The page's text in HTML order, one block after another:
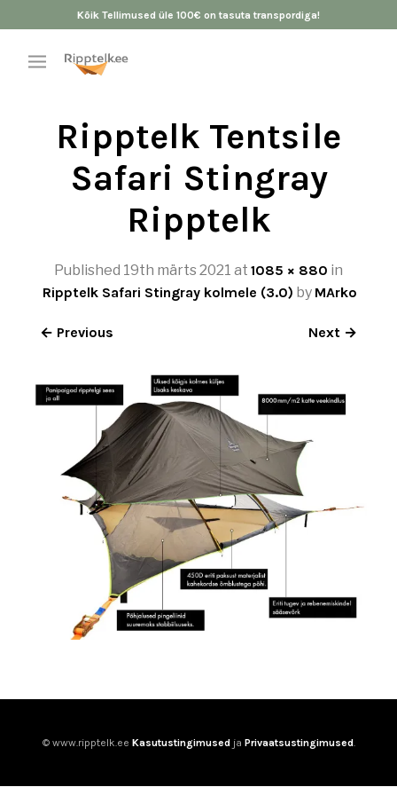
Kõik Tellimused üle 100€ on tasuta transpordiga!
Ripptelk Tentsile
Safari Stingray
Ripptelk
Published 19th märts 2021 at 1085 × 880 in
Ripptelk Safari Stingray kolmele (3.0) by MArko
← Previous Next →
© www.ripptelk.ee Kasutustingimusedja Privaatsustingimused.